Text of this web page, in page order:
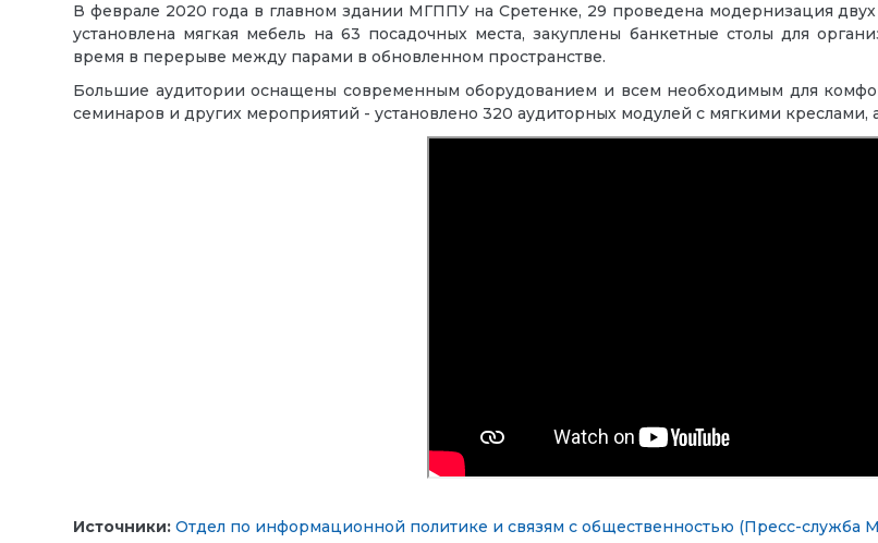
В феврале 2020 года в главном здании МГППУ на Сретенке, 29 проведена модернизация
установлена мягкая мебель на 63 посадочных места, закуплены банкетные столы для
время в перерыве между парами в обновленном пространстве.
Большие аудитории оснащены современным оборудованием и всем необходимым для
семинаров и других мероприятий - установлено 320 аудиторных модулей с мягкими
Источники: Отдел по информационной политике и связям с общественностью (Пресс-служба